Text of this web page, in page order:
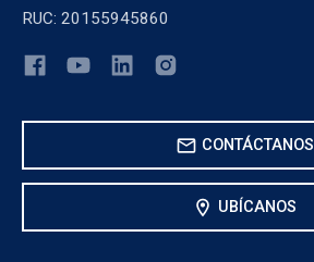
RUC: 20155945860
mail CONTÁCTANOS
location_on UBÍCANOS